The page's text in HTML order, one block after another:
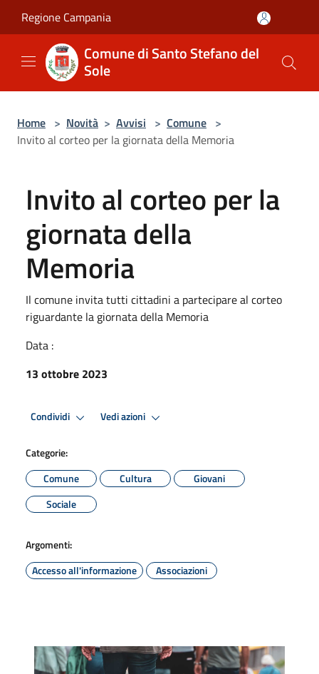
Regione Campania
Comune di Santo Stefano del
Sole
Home > Novità > Avvisi > Comune >
Invito al corteo per la giornata della Memoria
Invito al corteo per la
giornata della
Memoria
Il comune invita tutti cittadini a partecipare al corteo
riguardante la giornata della Memoria
Data :
13 ottobre 2023
Condividi Vedi azioni
Categorie:
Comune
Cultura
Giovani
Sociale
Argomenti:
Accesso all'informazione
Associazioni